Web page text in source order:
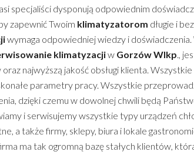
specjaliści dysponują odpowiednim
zapewnić Twoim klimatyzatorom długie i
wymaga odpowiedniej wiedzy i
klimatyzacjiw Gorzów Wlkp.,
najwyższą jakość obsługi klienta.
parametry pracy. Wszystkie
dzięki czemu w dowolnej chwili będą
i serwisujemy wszystkie typy urządzeń
a także firmy, sklepy, biura i lokale
ma tak ogromną bazę stałych klientów,